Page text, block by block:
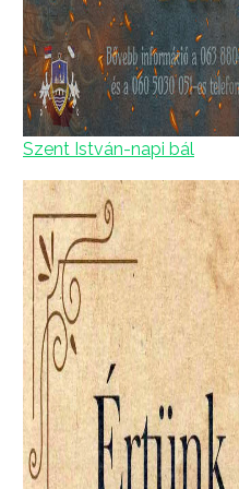
Szent István-napi bál